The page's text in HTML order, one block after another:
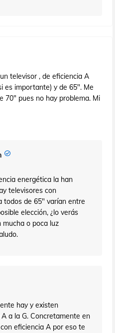
televisor , de eficiencia A
es importante) y de 65". Me
70" pues no hay problema. Mi
energética la han
televisores con
todos de 65" varían entre
elección, ¿lo verás
mucha o poca luz
hay y existen
a la G. Concretamente en
eficiencia A por eso te